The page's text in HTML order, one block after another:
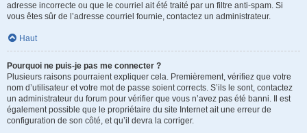
adresse incorrecte ou que le courriel ait été traité par un filtre anti-spam. Si
vous êtes sûr de l’adresse courriel fournie, contactez un administrateur.
Haut
Pourquoi ne puis-je pas me connecter ?
Plusieurs raisons pourraient expliquer cela. Premièrement, vérifiez que votre
nom d’utilisateur et votre mot de passe soient corrects. S’ils le sont, contactez
un administrateur du forum pour vérifier que vous n’avez pas été banni. Il est
également possible que le propriétaire du site Internet ait une erreur de
configuration de son côté, et qu’il devra la corriger.